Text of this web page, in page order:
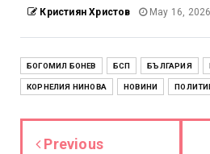
Кристиян Христов May 16, 2026
БОГОМИЛ БОНЕВ БСП БЪЛГАРИЯ
КОРНЕЛИЯ НИНОВА НОВИНИ
Previous